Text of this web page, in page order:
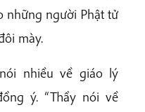
những người Phật tử
mày.
nhiều về giáo lý
ý. “Thầy nói về